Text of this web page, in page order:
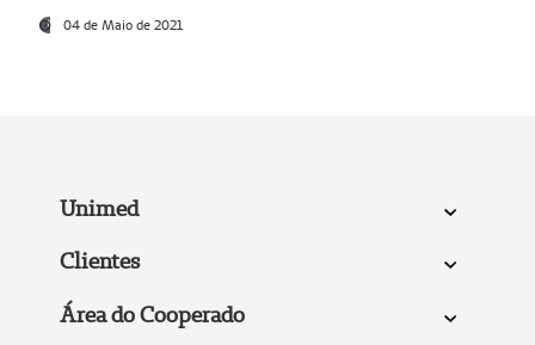
04 de Maio de 2021
Unimed
Clientes
Área do Cooperado